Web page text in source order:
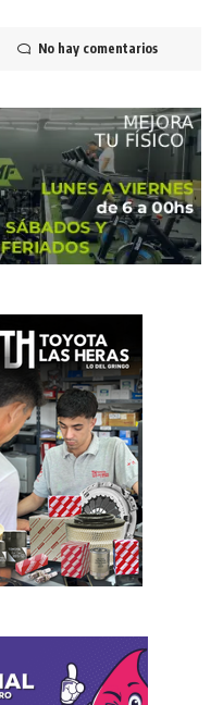
No hay comentarios